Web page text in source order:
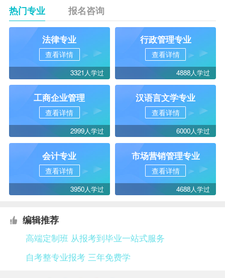
热门专业 报名咨询
法律专业
查看详情
3321人学过
行政管理专业
查看详情
4888人学过
工商企业管理
查看详情
2999人学过
汉语言文学专业
查看详情
6000人学过
会计专业
查看详情
3950人学过
市场营销管理专业
查看详情
4688人学过
编辑推荐
高端定制班 从报考到毕业一站式服务
自考整专业报考 三年免费学